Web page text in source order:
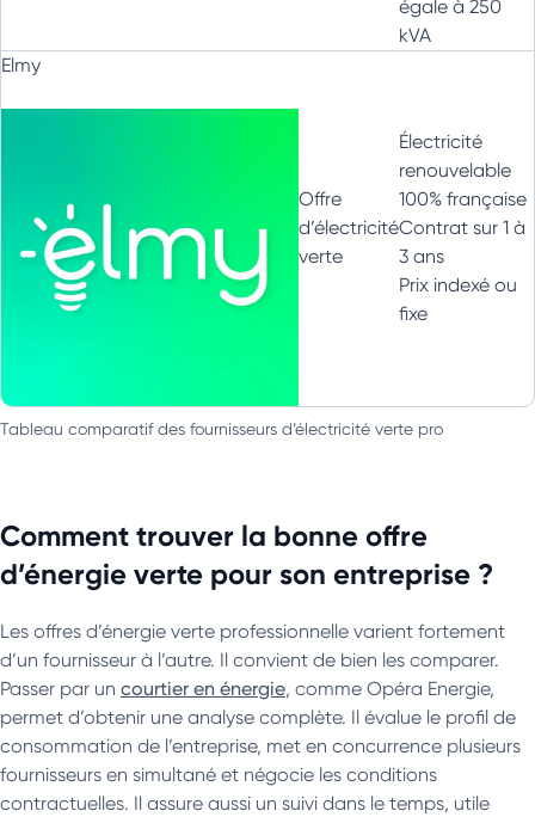
égale à 250
kVA
Elmy
Offre
d’électricité
verte
Électricité
renouvelable
100% française
Contrat sur 1 à
3 ans
Prix indexé ou
fixe
Tableau comparatif des fournisseurs d’électricité verte pro
Comment trouver la bonne offre
d’énergie verte pour son entreprise ?
Les offres d’énergie verte professionnelle varient fortement
d’un fournisseur à l’autre. Il convient de bien les comparer.
Passer par un courtier en énergie, comme Opéra Energie,
permet d’obtenir une analyse complète. Il évalue le profil de
consommation de l’entreprise, met en concurrence plusieurs
fournisseurs en simultané et négocie les conditions
contractuelles. Il assure aussi un suivi dans le temps, utile